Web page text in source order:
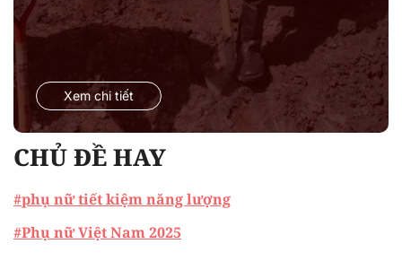
Xem chi tiết
CHỦ ĐỀ HAY
#phụ nữ tiết kiệm năng lượng
#Phụ nữ Việt Nam 2025